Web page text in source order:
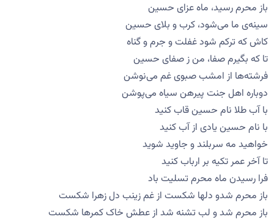
باز محرم رسید، ماه عزای حسین
سینه‌ی ما می‌شود، كرب و بلای حسین
كاش كه تركم شود غفلت و جرم و گناه
تا كه بگیرم صفا، من ز صفای حسین
فرشته‌ها از امشب صبوی غم می‌نوشن
دوباره اهل جنت پیرهن سیاه می‌پوشن
با آب طلا نام حسین قاب کنید
با نام حسین یادی از آب کنید
خواهید مه سربلند و جاوید شوید
تا آخر عمر تکیه بر ارباب کنید
فرا رسیدن ماه محرم تسلیت باد
باز محرم شدو دلها شکست از غم زینب دل زهرا شکست
باز محرم شد و لب تشنه شد از عطش خاک کمرها شکست